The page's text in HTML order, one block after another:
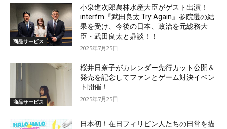
商品サービス
小泉進次郎農林水産大臣がゲスト出演！
interfm『武田良太 Try Again』参院選の結
果を受け、今後の日本、政治を元総務大
臣・武田良太と鼎談！！
2025年7月25日
商品サービス
桜井日奈子がカレンダー先行カット公開＆
発売を記念してファンとゲーム対決イベン
ト開催！
2025年7月25日
日本初！在日フィリピン人たちの日常を描